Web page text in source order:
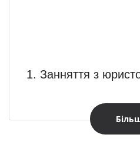
1. Занняття з